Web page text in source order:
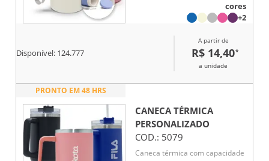
temperatura interna durante um
dispõe de isolamento térmico. O
copo pode ser levado a lava-
louças, geladeira e micro-ondas.
cores
+2
Disponível: 124.777
A partir de
R$ 14,40*
a unidade
PRONTO EM 48 HRS
CANECA TÉRMICA
PERSONALIZADO
COD.: 5079
Caneca térmica com capacidade